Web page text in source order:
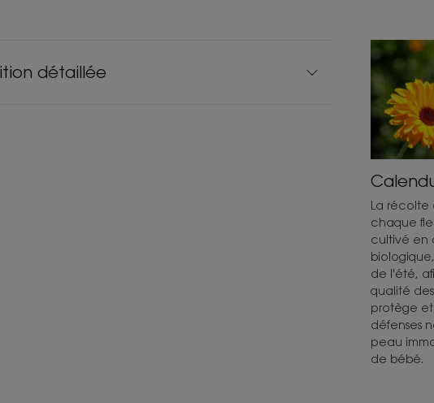
détaillée
La récolte
chaque
cultivé en
de l'été,
qualité
protège
défenses
peau
de bébé.